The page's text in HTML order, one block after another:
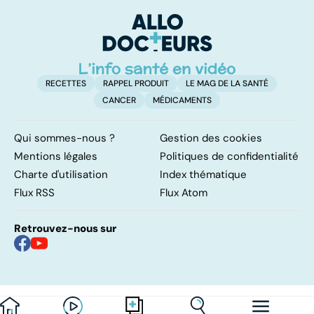
RECETTES RAPPEL PRODUIT
LE MAG DE LA SANTÉ
CANCER
MÉDICAMENTS
Qui sommes-nous ?
Gestion des cookies
Mentions légales
Politiques de confidentialité
Charte d'utilisation
Index thématique
Flux RSS
Flux Atom
Retrouvez-nous sur